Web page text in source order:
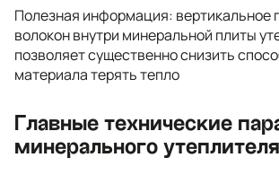
Полезная информация: вертикальное
волокон внутри минеральной плиты
позволяет существенно снизить
материала терять тепло
Главные технические
минерального